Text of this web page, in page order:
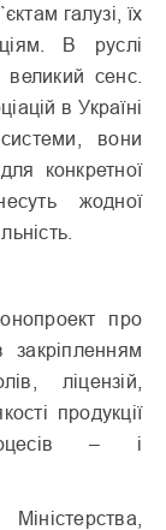
галузі, їх
В руслі
великий сенс.
в Україні
вони
конкретної
жодної
про
закріпленням
ліцензій,
продукції
– і